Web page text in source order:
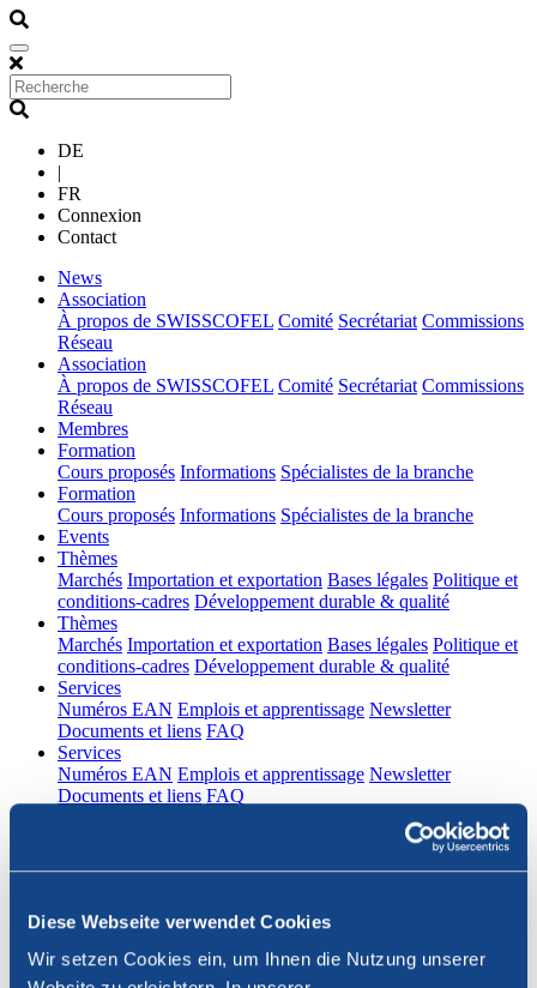
Diese Webseite verwendet Cookies
Wir setzen Cookies ein, um Ihnen die Nutzung unserer
DE
|
FR
Connexion
Contact
News(current)
Association
À propos de SWISSCOFEL Comité Secrétariat Commissions
Réseau
Association
À propos de SWISSCOFEL Comité Secrétariat Commissions
Réseau
Membres(current)
Formation
Cours proposés Informations Spécialistes de la branche
Formation
Cours proposés Informations Spécialistes de la branche
Events(current)
Thèmes(current)
Marchés Importation et exportation Bases légales Politique et
conditions-cadres Développement durable & qualité
Thèmes(current)
Marchés Importation et exportation Bases légales Politique et
conditions-cadres Développement durable & qualité
Services(current)
Numéros EAN Emplois et apprentissage Newsletter
Documents et liens FAQ
Services(current)
Numéros EAN Emplois et apprentissage Newsletter
Documents et liens FAQ
FR
Connexion